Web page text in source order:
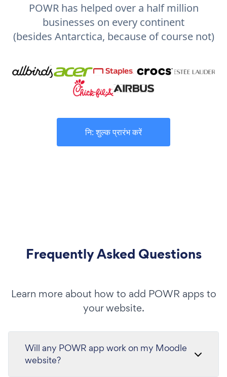
POWR has helped over a half million
businesses on every continent
(besides Antarctica, because of course not)
नि: शुल्क प्रारंभ करें
Frequently Asked Questions
Learn more about how to add POWR apps to
your website.
Will any POWR app work on my Moodle
website?